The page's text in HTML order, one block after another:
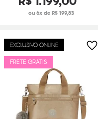
ou 6x de R$ 199,83
EXCLUSIVO ONLINE
FRETE GRÁTIS